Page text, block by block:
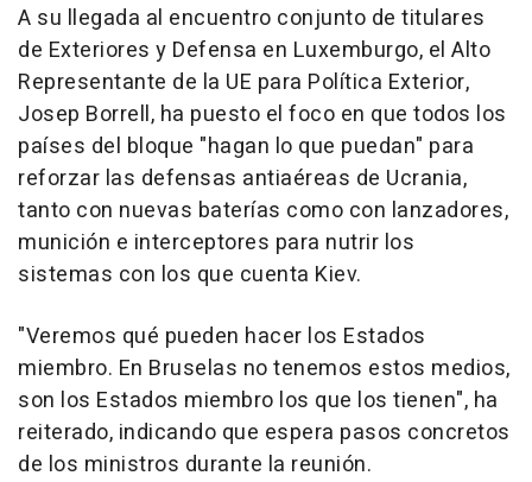
A su llegada al encuentro conjunto de titulares
de Exteriores y Defensa en Luxemburgo, el Alto
Representante de la UE para Política Exterior,
Josep Borrell, ha puesto el foco en que todos los
países del bloque "hagan lo que puedan" para
reforzar las defensas antiaéreas de Ucrania,
tanto con nuevas baterías como con lanzadores,
munición e interceptores para nutrir los
sistemas con los que cuenta Kiev.
"Veremos qué pueden hacer los Estados
miembro. En Bruselas no tenemos estos medios,
son los Estados miembro los que los tienen", ha
reiterado, indicando que espera pasos concretos
de los ministros durante la reunión.